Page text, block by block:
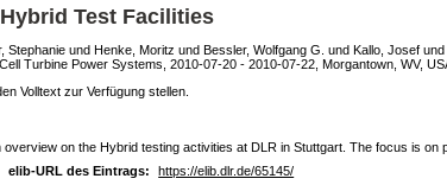
Test Facilities
Stephanie und Henke, Moritz und Bessler, Wolfgang G. und Kallo, Josef und
Turbine Power Systems, 2010-07-20 - 2010-07-22, Morgantown, WV,
Volltext zur Verfügung stellen.
on the Hybrid testing activities at DLR in Stuttgart. The focus is
elib-URL des Eintrags:
https://elib.dlr.de/65145/